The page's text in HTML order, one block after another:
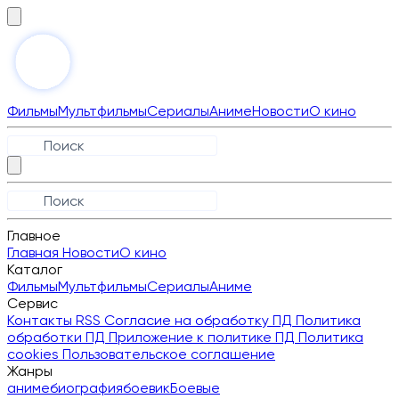
ФильмыМультфильмыСериалыАнимеНовостиО кино
Главное
Главная НовостиО кино
Каталог
ФильмыМультфильмыСериалыАниме
Сервис
Контакты RSS Согласие на обработку ПД Политика
обработки ПД Приложение к политике ПД Политика
cookies Пользовательское соглашение
Жанры
анимебиографиябоевикБоевые